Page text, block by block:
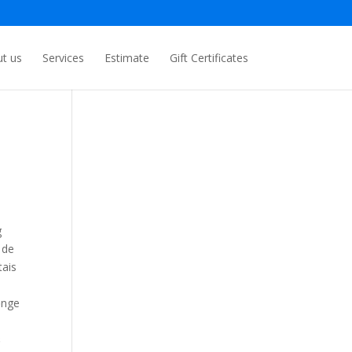
us Services Estimate Gift Certificates